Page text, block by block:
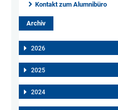
Kontakt zum Alumnibüro
Archiv
2026
2025
2024